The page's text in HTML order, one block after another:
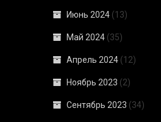
Июнь 2024 (13)
Май 2024 (35)
Апрель 2024 (12)
Ноябрь 2023 (2)
Сентябрь 2023 (34)